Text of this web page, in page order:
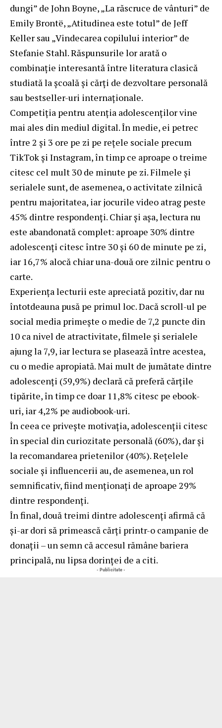
dungi” de John Boyne, „La răscruce de vânturi” de
Emily Brontë, „Atitudinea este totul” de Jeff
Keller sau „Vindecarea copilului interior” de
Stefanie Stahl. Răspunsurile lor arată o
combinație interesantă între literatura clasică
studiată la școală și cărți de dezvoltare personală
sau bestseller-uri internaționale.
Competiția pentru atenția adolescenților vine
mai ales din mediul digital. În medie, ei petrec
între 2 și 3 ore pe zi pe rețele sociale precum
TikTok și Instagram, în timp ce aproape o treime
citesc cel mult 30 de minute pe zi. Filmele și
serialele sunt, de asemenea, o activitate zilnică
pentru majoritatea, iar jocurile video atrag peste
45% dintre respondenți. Chiar și așa, lectura nu
este abandonată complet: aproape 30% dintre
adolescenți citesc între 30 și 60 de minute pe zi,
iar 16,7% alocă chiar una-două ore zilnic pentru o
carte.
Experiența lecturii este apreciată pozitiv, dar nu
întotdeauna pusă pe primul loc. Dacă scroll-ul pe
social media primește o medie de 7,2 puncte din
10 ca nivel de atractivitate, filmele și serialele
ajung la 7,9, iar lectura se plasează între acestea,
cu o medie apropiată. Mai mult de jumătate dintre
adolescenți (59,9%) declară că preferă cărțile
tipărite, în timp ce doar 11,8% citesc pe ebook-
uri, iar 4,2% pe audiobook-uri.
În ceea ce privește motivația, adolescenții citesc
în special din curiozitate personală (60%), dar și
la recomandarea prietenilor (40%). Rețelele
sociale și influencerii au, de asemenea, un rol
semnificativ, fiind menționați de aproape 29%
dintre respondenți.
În final, două treimi dintre adolescenți afirmă că
și-ar dori să primească cărți printr-o campanie de
donații – un semn că accesul rămâne bariera
principală, nu lipsa dorinței de a citi.
- Publicitate -